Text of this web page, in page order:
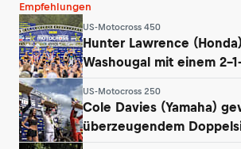
Empfehlungen
US-Motocross 450
Hunter Lawrence
Washougal mit einem 2-
US-Motocross 250
Cole Davies (Yamaha)
überzeugendem